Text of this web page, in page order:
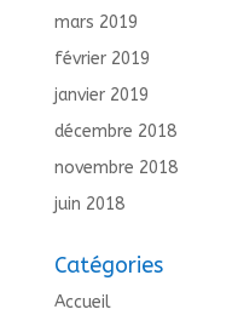
mars 2019
février 2019
janvier 2019
décembre 2018
novembre 2018
juin 2018
Catégories
Accueil